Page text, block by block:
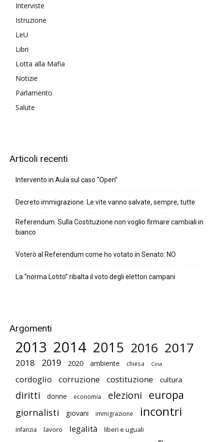
Interviste
Istruzione
LeU
Libri
Lotta alla Mafia
Notizie
Parlamento
Salute
Articoli recenti
Intervento in Aula sul caso “Open”
Decreto immigrazione. Le vite vanno salvate, sempre, tutte
Referendum. Sulla Costituzione non voglio firmare cambiali in
bianco
Voterò al Referendum come ho votato in Senato: NO
La “norma Lotito” ribalta il voto degli elettori campani
Argomenti
2013 2014 2015 2016 2017
2018 2019 2020 ambiente chiesa Cina
cordoglio corruzione costituzione cultura
diritti donne economia elezioni europa
giornalisti giovani immigrazione incontri
infanzia lavoro legalità liberi e uguali